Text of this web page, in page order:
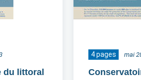
du littoral
4 pages mai